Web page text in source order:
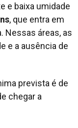
e baixa umidade
, que entra em
Nessas áreas, as
e a ausência de
prevista é de
chegar a